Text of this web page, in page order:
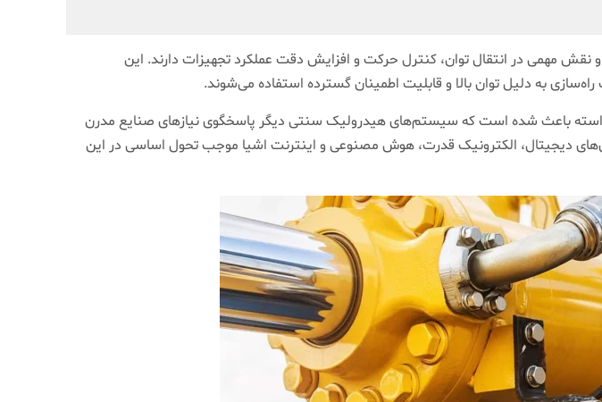
مهمی در انتقال توان، کنترل حرکت و افزایش دقت عملکرد تجهیزات دارند. این
به دلیل توان بالا و قابلیت اطمینان گسترده استفاده می‌شوند.
باعث شده است که سیستم‌های هیدرولیک سنتی دیگر پاسخگوی نیازهای صنایع مدرن
دیجیتال، الکترونیک قدرت، هوش مصنوعی و اینترنت اشیا موجب تحول اساسی در این